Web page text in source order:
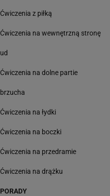
Ćwiczenia z piłką
Ćwiczenia na wewnętrzną stronę
ud
Ćwiczenia na dolne partie
brzucha
Ćwiczenia na łydki
Ćwiczenia na boczki
Ćwiczenia na przedramie
Ćwiczenia na drążku
PORADY